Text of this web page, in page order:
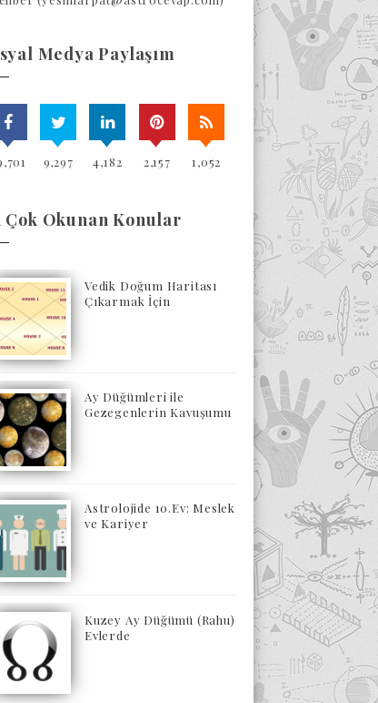
Medya Paylaşım
9,297 4,182 2,157 1,052
Çok Okunan Konular
Vedik Doğum Haritası
Çıkarmak İçin
Ay Düğümleri ile
Gezegenlerin Kavuşumu
Astrolojide 10.Ev: Meslek
ve Kariyer
Kuzey Ay Düğümü (Rahu)
Evlerde